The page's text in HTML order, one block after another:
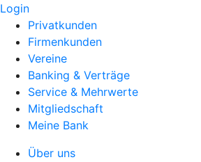
Login
Privatkunden
Firmenkunden
Vereine
Banking & Verträge
Service & Mehrwerte
Mitgliedschaft
Meine Bank
Über uns